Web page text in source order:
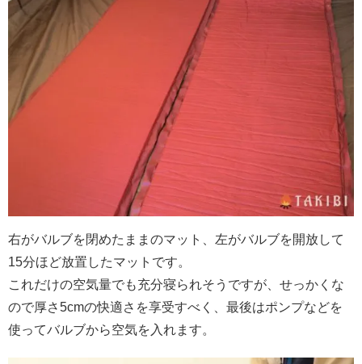
右がバルブを閉めたままのマット、左がバルブを開放して
15分ほど放置したマットです。
これだけの空気量でも充分寝られそうですが、せっかくな
ので厚さ5cmの快適さを享受すべく、最後はポンプなどを
使ってバルブから空気を入れます。